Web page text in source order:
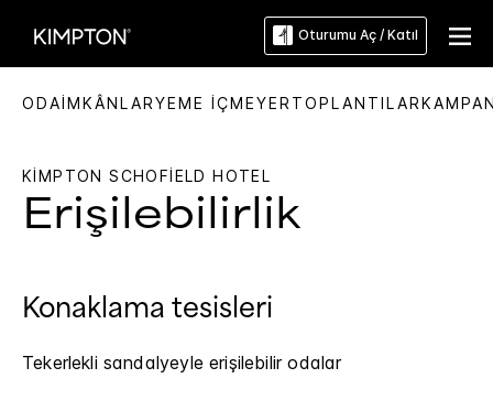
Oturumu Aç / Katıl
ODAİMKÂNLARYEME İÇMEYER TOPLANTILAR
KIMPTON SCHOFIELD HOTEL
Erişilebilirlik
Konaklama tesisleri
Tekerlekli sandalyeyle erişilebilir odalar